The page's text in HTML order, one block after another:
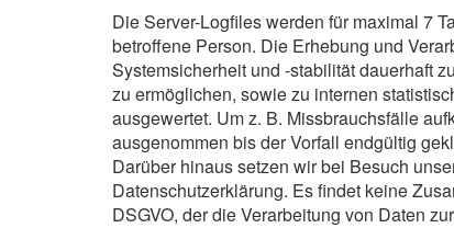
Die Server-Logfiles werden für maximal 7
betroffene Person. Die Erhebung und
Systemsicherheit und -stabilität dauerhaft
zu ermöglichen, sowie zu internen
ausgewertet. Um z. B. Missbrauchsfälle
ausgenommen bis der Vorfall endgültig
Darüber hinaus setzen wir bei Besuch
Datenschutzerklärung. Es findet keine
DSGVO, der die Verarbeitung von Daten